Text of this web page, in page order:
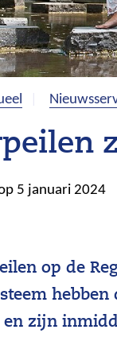
5 januari 2024
op de
hebben
en zijn